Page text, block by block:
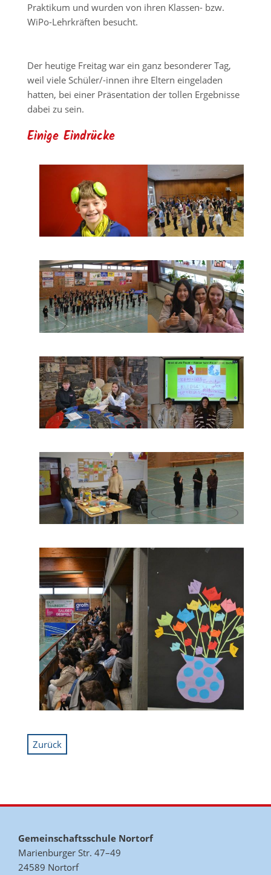
Praktikum und wurden von ihren Klassen- bzw.
WiPo-Lehrkräften besucht.
Der heutige Freitag war ein ganz besonderer Tag,
weil viele Schüler/-innen ihre Eltern eingeladen
hatten, bei einer Präsentation der tollen Ergebnisse
dabei zu sein.
Einige Eindrücke
Zurück
Gemeinschaftsschule Nortorf
Marienburger Str. 47–49
24589 Nortorf